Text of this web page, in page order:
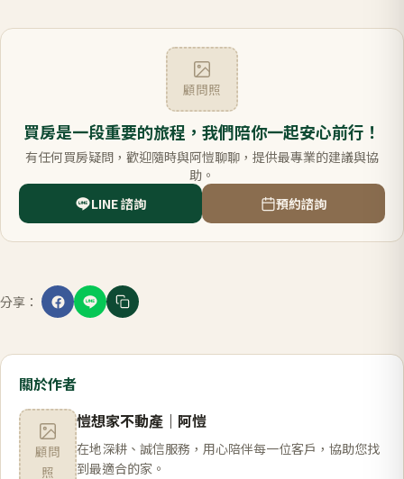
顧問照
買房是一段重要的旅程，我們陪你一起安心前行！
有任何買房疑問，歡迎隨時與阿愷聊聊，提供最專業的建議與協
助。
LINE 諮詢
預約諮詢
分享：
關於作者
顧問
照
愷想家不動產 ｜ 阿愷
在地深耕、誠信服務，用心陪伴每一位客戶，協助您找
到最適合的家。